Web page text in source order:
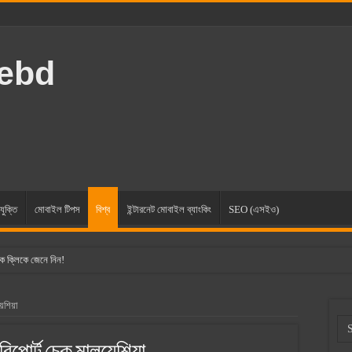
মোবাইল টিপস বিশ্ব ইন্টারনেট মোবাইল ব্যাংকিং SEO (এসইও)
ক্লিকে জেনে নিন!